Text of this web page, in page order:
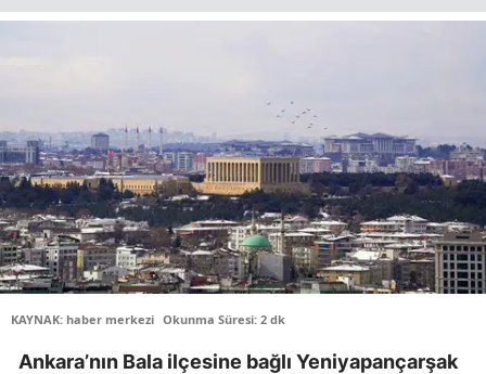
KAYNAK: haber merkezi Okunma Süresi: 2 dk
Ankara’nın Bala ilçesine bağlı Yeniyapançarşak